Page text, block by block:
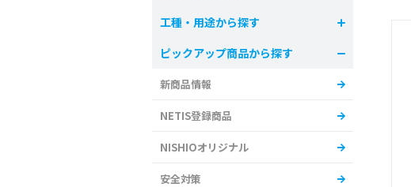
工種・用途から探す
ピックアップ商品から探す
新商品情報
NETIS登録商品
NISHIOオリジナル
安全対策